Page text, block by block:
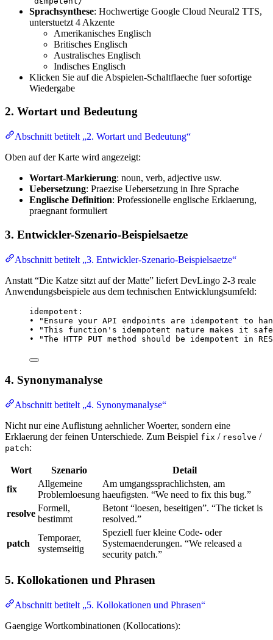
Sprachsynthese: Hochwertige Google Cloud Neural2 TTS,
unterstuetzt 4 Akzente
Amerikanisches Englisch
Britisches Englisch
Australisches Englisch
Indisches Englisch
Klicken Sie auf die Abspielen-Schaltflaeche fuer sofortige
Wiedergabe
2. Wortart und Bedeutung
Abschnitt betitelt „2. Wortart und Bedeutung“
Oben auf der Karte wird angezeigt:
Wortart-Markierung: noun, verb, adjective usw.
Uebersetzung: Praezise Uebersetzung in Ihre Sprache
Englische Definition: Professionelle englische Erklaerung,
praegnant formuliert
3. Entwickler-Szenario-Beispielsaetze
Abschnitt betitelt „3. Entwickler-Szenario-Beispielsaetze“
Anstatt “Die Katze sitzt auf der Matte” liefert DevLingo 2-3 reale
Anwendungsbeispiele aus dem technischen Entwicklungsumfeld:
idempotent:
• "Ensure your API endpoints are idempotent to
• "This function's idempotent nature makes it
• "The HTTP PUT method should be idempotent in
4. Synonymanalyse
Abschnitt betitelt „4. Synonymanalyse“
Nicht nur eine Auflistung aehnlicher Woerter, sondern eine
Erklaerung der feinen Unterschiede. Zum Beispiel fix / resolve /
patch:
Wort Szenario
Detail
fix
Allgemeine
Problemloesung
Am umgangssprachlichsten, am
haeufigsten. “We need to fix this bug.”
resolve
Formell,
bestimmt
Betont “loesen, beseitigen”. “The ticket is
resolved.”
patch
Temporaer,
systemseitig
Speziell fuer kleine Code- oder
Systemaenderungen. “We released a
security patch.”
5. Kollokationen und Phrasen
Abschnitt betitelt „5. Kollokationen und Phrasen“
Gaengige Wortkombinationen (Kollocations):